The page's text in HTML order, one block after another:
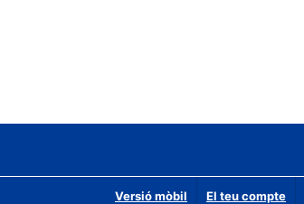
Versió mòbil El teu compte